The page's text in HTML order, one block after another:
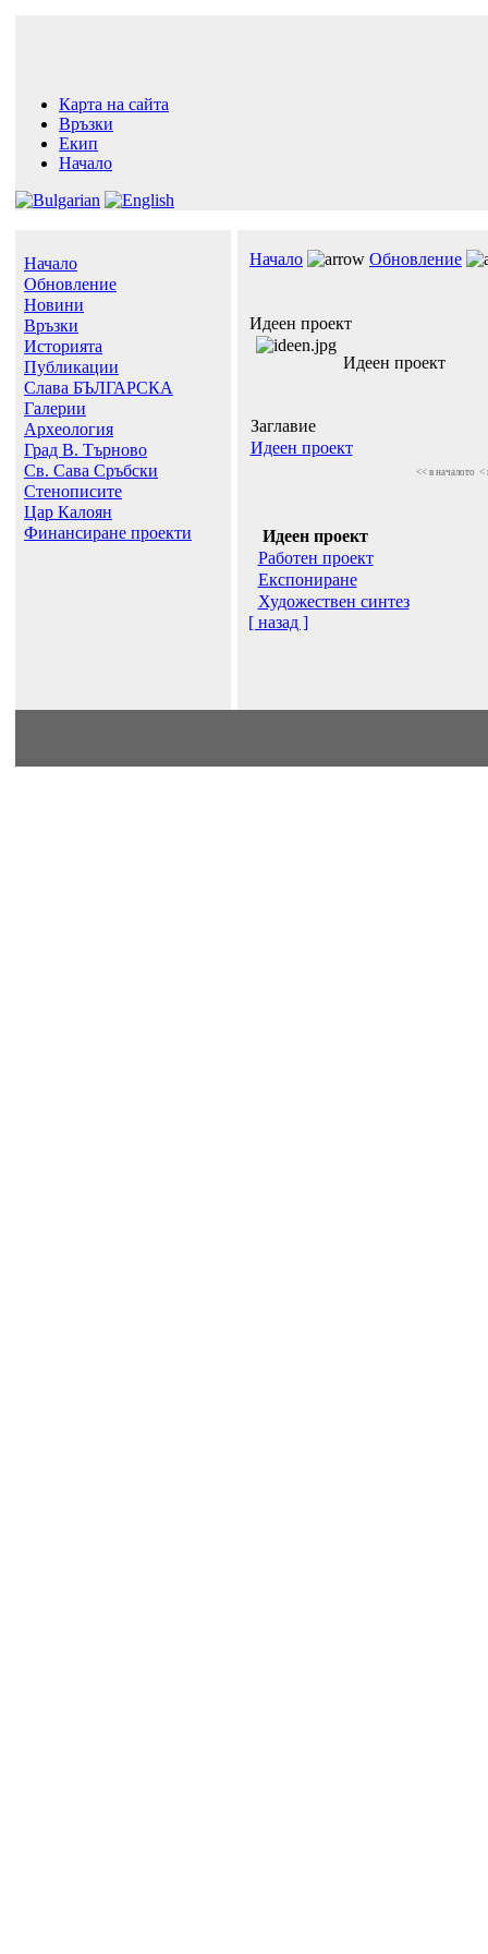
Карта на сайта
Връзки
Екип
Начало
Начало
Обновление
Новини
Връзки
Историята
Публикации
Слава БЪЛГАРСКА
Галерии
Археология
Град В. Търново
Св. Сава Сръбски
Стенописите
Цар Калоян
Финансиране проекти
Начало Обновление
Идеен проект
Идеен проект
Заглавие
Идеен проект
<< в началото <
Идеен проект
Работен проект
Експониране
Художествен синтез
[ назад ]